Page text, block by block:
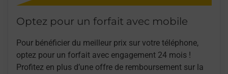
Optez pour un forfait avec mobile
Pour bénéficier du meilleur prix sur votre téléphone,
optez pour un forfait avec engagement 24 mois !
Profitez en plus d’une offre de remboursement sur la